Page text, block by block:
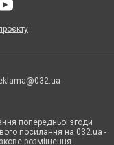
попередньої згоди
посилання на 032.ua -
розміщення